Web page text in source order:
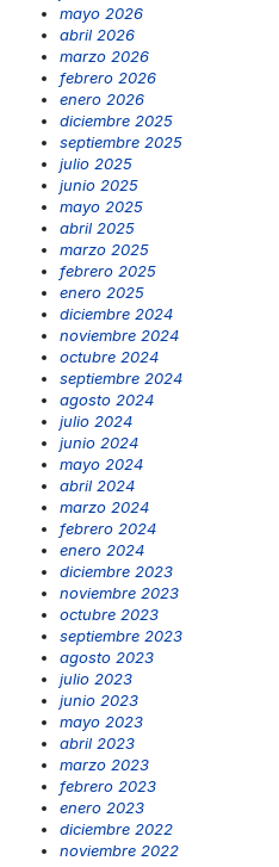
mayo 2026
abril 2026
marzo 2026
febrero 2026
enero 2026
diciembre 2025
septiembre 2025
julio 2025
junio 2025
mayo 2025
abril 2025
marzo 2025
febrero 2025
enero 2025
diciembre 2024
noviembre 2024
octubre 2024
septiembre 2024
agosto 2024
julio 2024
junio 2024
mayo 2024
abril 2024
marzo 2024
febrero 2024
enero 2024
diciembre 2023
noviembre 2023
octubre 2023
septiembre 2023
agosto 2023
julio 2023
junio 2023
mayo 2023
abril 2023
marzo 2023
febrero 2023
enero 2023
diciembre 2022
noviembre 2022